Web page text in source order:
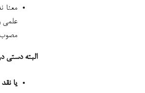
معنا
علمی
مصوب
البته دستی
یا